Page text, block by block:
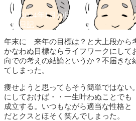
公開:2024年1月10日
徒然日記
年末に 来年の目標は？と大上段から
かなわぬ目標ならライフワークにして
向での考えの結論というか？不届きな
てしまった。
痩せようと思ってもそう簡単ではない
にしておけば・・一生叶わぬことで
成立する。いつもながら適当な性格
だとクスとほそく笑んでしまった。